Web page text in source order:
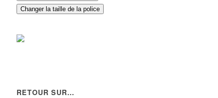
Changer la taille de la police
RETOUR SUR…